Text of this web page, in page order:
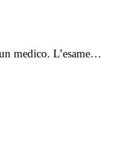
medico. L’esame…